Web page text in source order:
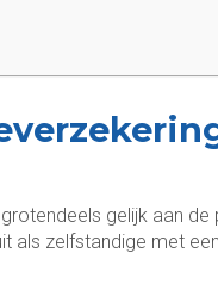
gelijk aan
als zelfstandige met